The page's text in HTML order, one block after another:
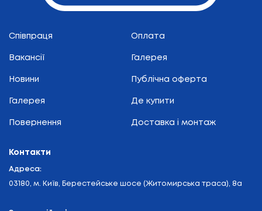
Співпраця Оплата
Вакансії Галерея
Новини Публічна оферта
Галерея Де купити
Повернення Доставка і монтаж
Контакти
Адреса:
03180, м. Київ, Берестейське шосе (Житомирська траса), 8а